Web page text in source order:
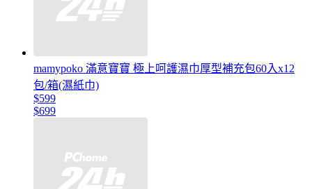
mamypoko 滿意寶寶 極上呵護濕巾厚型補充包60入x12
包/箱(濕紙巾)
$599
$699